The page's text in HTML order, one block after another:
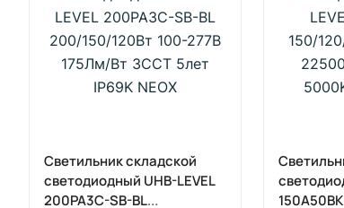
Светильник складской
светодиодный UHB-LEVEL
200PA3C-SB-BL